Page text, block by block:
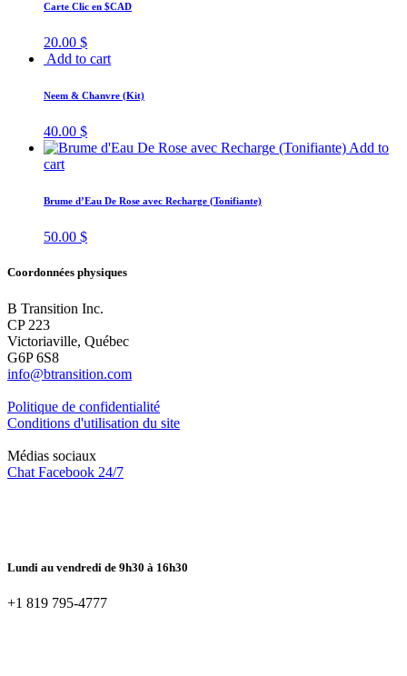
Carte Clic en $CAD
20.00 $
Add to cart
Neem & Chanvre (Kit)
40.00 $
Add to
cart
Brume d’Eau De Rose avec Recharge (Tonifiante)
50.00 $
Coordonnées physiques
B Transition Inc.
CP 223
Victoriaville, Québec
G6P 6S8
info@btransition.com
Politique de confidentialité
Conditions d'utilisation du site
Médias sociaux
Chat Facebook 24/7
Lundi au vendredi de 9h30 à 16h30
+1 819 795-4777